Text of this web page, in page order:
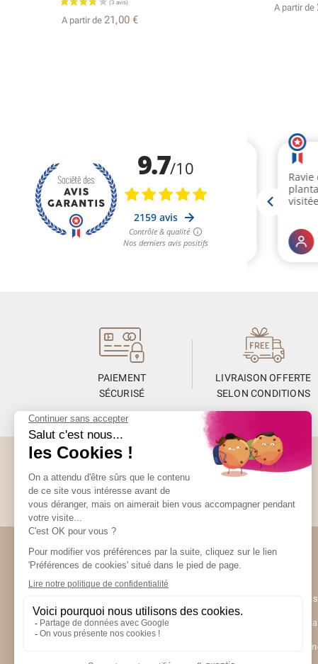
A partir de 21,00 €
A partir de
PAIEMENT
SÉCURISÉ
LIVRAISON OFFERTE
SELON CONDITIONS
Abonnez-vous à la Newsletter
Restez informés de toute l’actualité Unami
UNAMI
Ateliers
Contactez-